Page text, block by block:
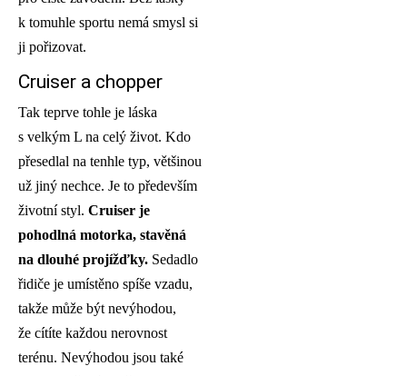
k tomuhle sportu nemá smysl si
ji pořizovat.
Cruiser a chopper
Tak teprve tohle je láska
s velkým L na celý život. Kdo
přesedlal na tenhle typ, většinou
už jiný nechce. Je to především
životní styl. Cruiser je
pohodlná motorka, stavěná
na dlouhé projížďky. Sedadlo
řidiče je umístěno spíše vzadu,
takže může být nevýhodou,
že cítíte každou nerovnost
terénu. Nevýhodou jsou také